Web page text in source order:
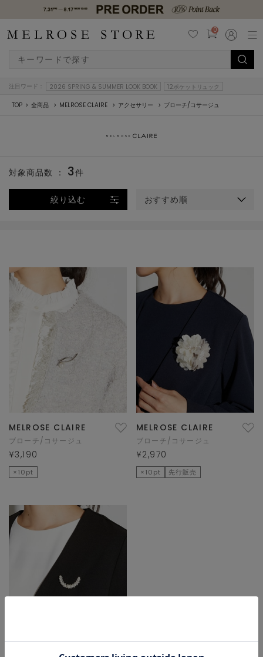
0
注目ワード： 2026 SPRING & SUMMER LOOK BOOK 12ポケットリュック
TOP 全商品 MELROSE CLAIRE アクセサリー ブローチ/コサージュ
絞り込む おすすめ順
対象商品数 ： 3件
MELROSE CLAIRE
ブローチ/コサージュ
¥3,190
×10pt
MELROSE CLAIRE
ブローチ/コサージュ
¥2,970
×10pt 先行販売